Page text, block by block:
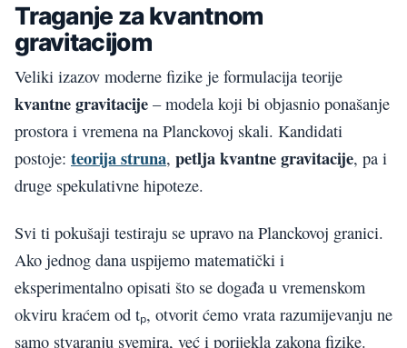
Traganje za kvantnom
gravitacijom
Veliki izazov moderne fizike je formulacija teorije
kvantne gravitacije – modela koji bi objasnio ponašanje
prostora i vremena na Planckovoj skali. Kandidati
postoje: teorija struna, petlja kvantne gravitacije, pa i
druge spekulativne hipoteze.
Svi ti pokušaji testiraju se upravo na Planckovoj granici.
Ako jednog dana uspijemo matematički i
eksperimentalno opisati što se događa u vremenskom
okviru kraćem od tₚ, otvorit ćemo vrata razumijevanju ne
samo stvaranju svemira, već i porijekla zakona fizike.